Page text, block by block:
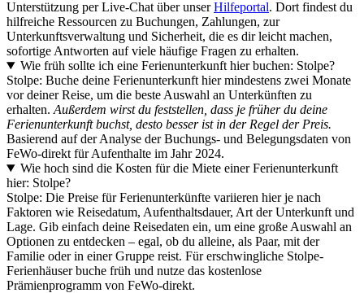
Unterstützung per Live-Chat über unserHilfeportal. Dort findest du
hilfreiche Ressourcen zu Buchungen, Zahlungen, zur
Unterkunftsverwaltung und Sicherheit, die es dir leicht machen,
sofortige Antworten auf viele häufige Fragen zu erhalten.
Wie früh sollte ich eine Ferienunterkunft hier buchen: Stolpe?
Stolpe: Buche deine Ferienunterkunft hier mindestens zwei Monate
vor deiner Reise, um die beste Auswahl an Unterkünften zu
erhalten. Außerdem wirst du feststellen, dass je früher du deine
Ferienunterkunft buchst, desto besser ist in der Regel der Preis.
Basierend auf der Analyse der Buchungs- und Belegungsdaten von
FeWo-direkt für Aufenthalte im Jahr 2024.
Wie hoch sind die Kosten für die Miete einer Ferienunterkunft
hier: Stolpe?
Stolpe: Die Preise für Ferienunterkünfte variieren hier je nach
Faktoren wie Reisedatum, Aufenthaltsdauer, Art der Unterkunft und
Lage. Gib einfach deine Reisedaten ein, um eine große Auswahl an
Optionen zu entdecken – egal, ob du alleine, als Paar, mit der
Familie oder in einer Gruppe reist. Für erschwingliche Stolpe-
Ferienhäuser buche früh und nutze das kostenlose
Prämienprogramm von FeWo-direkt.